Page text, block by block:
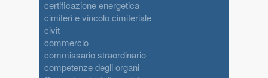
certificazione energetica
cimiteri e vincolo cimiteriale
civit
commercio
commissario straordinario
competenze degli organi